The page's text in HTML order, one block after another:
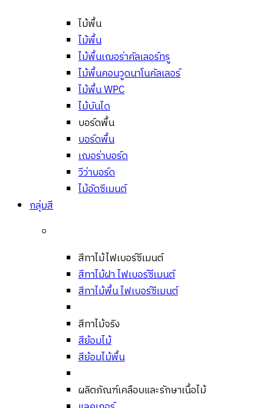
ไม้พื้น
ไม้พื้น
ไม้พื้นเฌอร่าคัลเลอร์ทรู
ไม้พื้นคอนวูดนาโนคัลเลอร์
ไม้พื้น WPC
ไม้บันได
บอร์ดพื้น
บอร์ดพื้น
เฌอร่าบอร์ด
วีว่าบอร์ด
ไม้อัดซีเมนต์
กลุ่มสี
สีทาไม้ไฟเบอร์ซีเมนต์
สีทาไม้ฝา ไฟเบอร์ซีเมนต์
สีทาไม้พื้น ไฟเบอร์ซีเมนต์
สีทาไม้จริง
สีย้อมไม้
สีย้อมไม้พื้น
ผลิตภัณฑ์เคลือบและรักษาเนื้อไม้